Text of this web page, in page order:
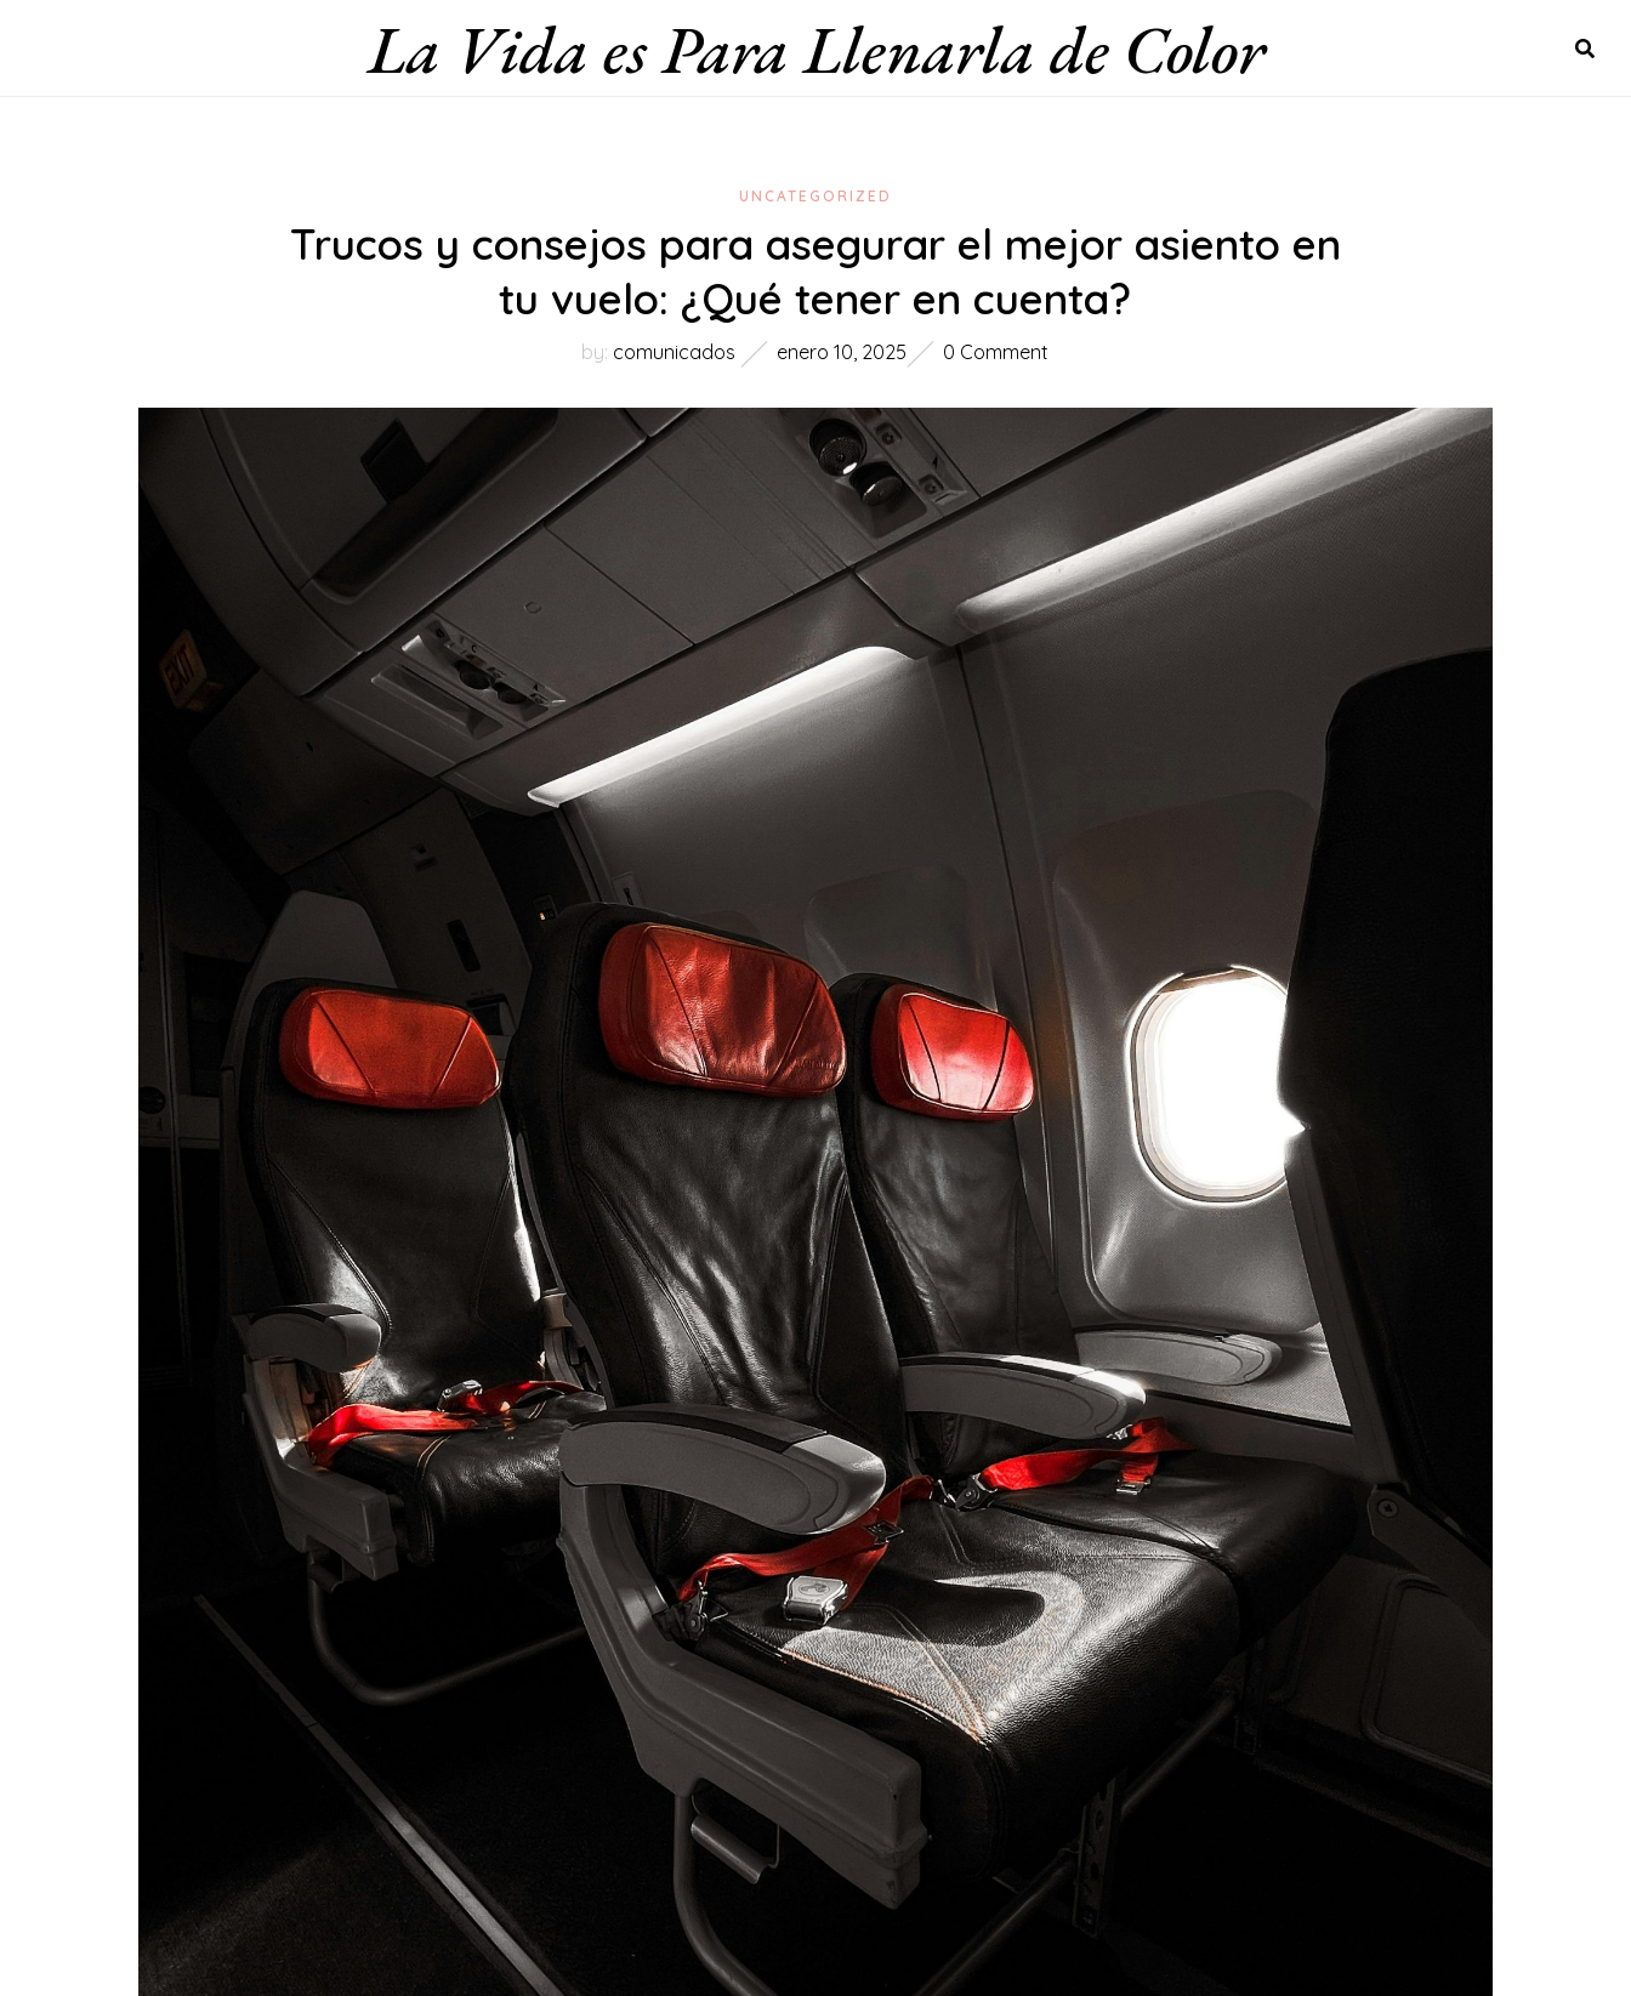
La Vida es Para Llenarla de Color
UNCATEGORIZED
Trucos y consejos para asegurar el mejor asiento en
tu vuelo: ¿Qué tener en cuenta?
by: comunicados enero 10, 2025 0 Comment